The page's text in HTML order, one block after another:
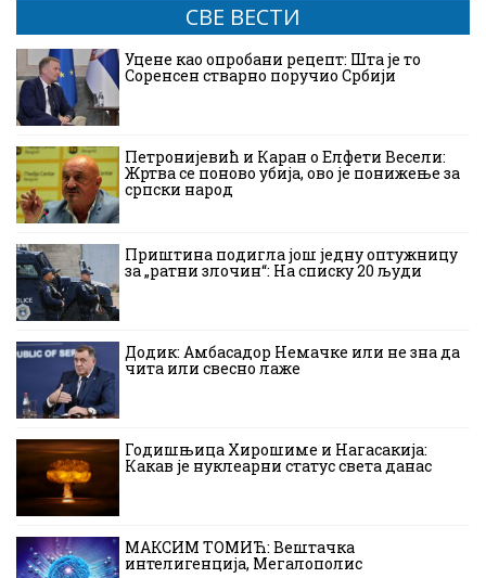
СВЕ ВЕСТИ
Уцене као опробани рецепт: Шта је то
Соренсен стварно поручио Србији
Петронијевић и Каран о Елфети Весели:
Жртва се поново убија, ово је понижење за
српски народ
Приштина подигла још једну оптужницу
за „ратни злочин“: На списку 20 људи
Додик: Амбасадор Немачке или не зна да
чита или свесно лаже
Годишњица Хирошиме и Нагасакија:
Какав је нуклеарни статус света данас
МАКСИМ ТОМИЋ: Вештачка
интелигенција, Мегалополис